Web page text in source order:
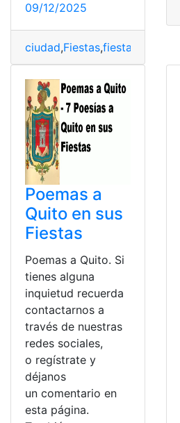
09/12/2025
ciudad,Fiestas,fiestas de Quito
Poemas a
Quito en sus
Fiestas
Poemas a Quito. Si
tienes alguna
inquietud recuerda
contactarnos a
través de nuestras
redes sociales,
o regístrate y
déjanos
un comentario en
esta página.